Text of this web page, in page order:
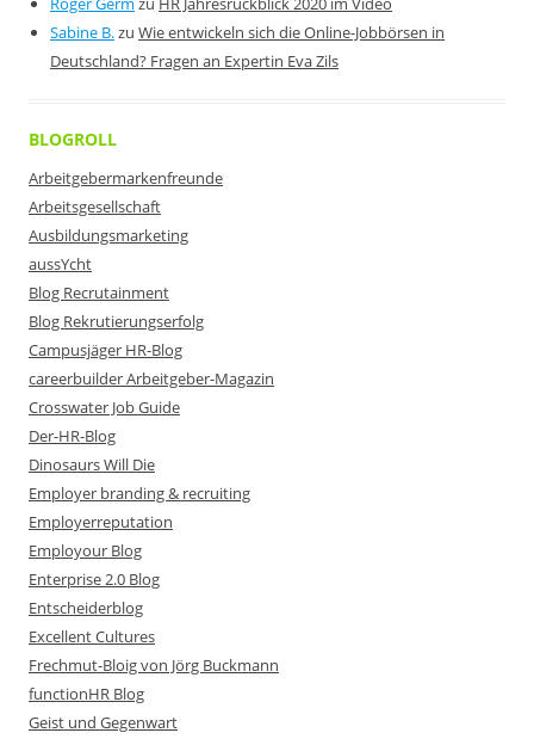
Sabine B.zu Wie entwickeln sich die Online-Jobbörsen in
Deutschland? Fragen an Expertin Eva Zils
BLOGROLL
Arbeitgebermarkenfreunde
Arbeitsgesellschaft
Ausbildungsmarketing
aussYcht
Blog Recrutainment
Blog Rekrutierungserfolg
Campusjäger HR-Blog
careerbuilder Arbeitgeber-Magazin
Crosswater Job Guide
Der-HR-Blog
Dinosaurs Will Die
Employer branding & recruiting
Employerreputation
Employour Blog
Enterprise 2.0 Blog
Entscheiderblog
Excellent Cultures
Frechmut-Bloig von Jörg Buckmann
functionHR Blog
Geist und Gegenwart